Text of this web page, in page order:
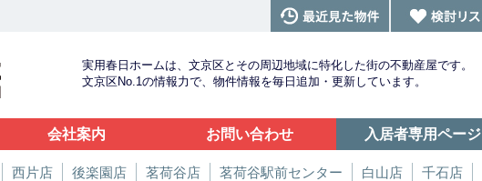
実用春日ホームは、文京区とその周辺地域に特化した街の不動産屋です。
文京区No.1の情報力で、物件情報を毎日追加・更新しています。
会社案内 お問い合わせ 入居者専用ページ
西片店 後楽園店 茗荷谷店 茗荷谷駅前センター 白山店
千石店